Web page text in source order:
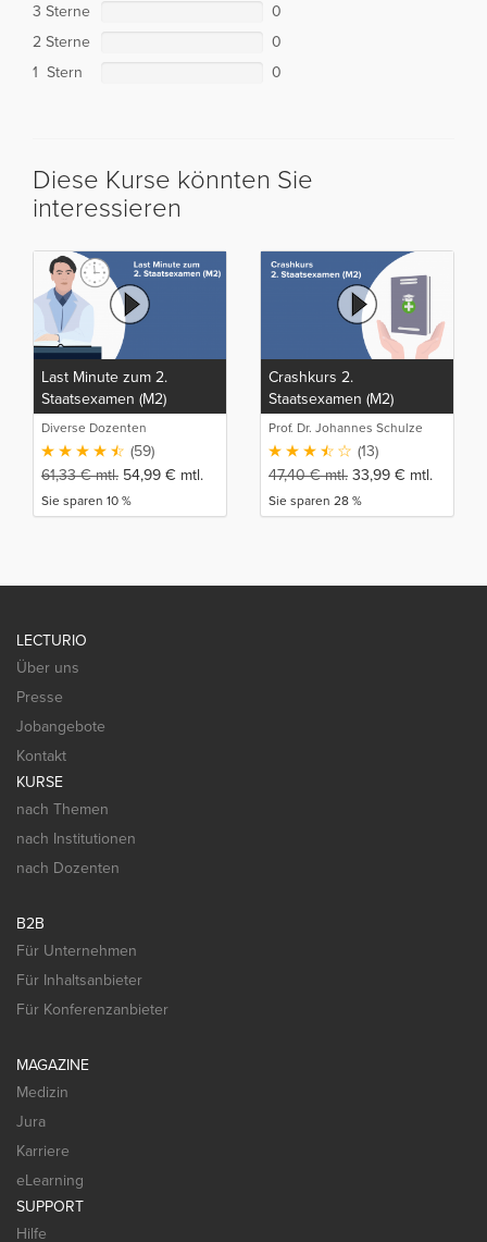
3 Sterne
0
2 Sterne
0
1 Stern
0
Diese Kurse könnten Sie
interessieren
Last Minute zum 2.
Staatsexamen (M2)
Diverse Dozenten
(59)
61,33€mtl. 54,99 € mtl.
Sie sparen 10 %
Crashkurs 2.
Staatsexamen (M2)
Prof. Dr. Johannes Schulze
(13)
47,40€mtl. 33,99 € mtl.
Sie sparen 28 %
LECTURIO
Über uns
Presse
Jobangebote
Kontakt
KURSE
nach Themen
nach Institutionen
nach Dozenten
B2B
Für Unternehmen
Für Inhaltsanbieter
Für Konferenzanbieter
MAGAZINE
Medizin
Jura
Karriere
eLearning
SUPPORT
Hilfe